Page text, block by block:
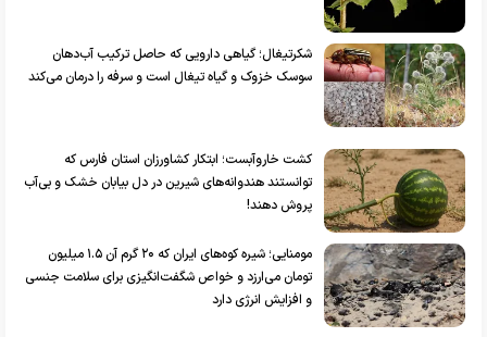
شکرتیغال؛ گیاهی دارویی که حاصل ترکیب آب‌دهان
سوسک خزوک و گیاه تیغال است و سرفه را درمان می‌کند
کشت خاروآبست؛ ابتکار کشاورزان استان فارس که
توانستند هندوانه‌های شیرین در دل بیابان خشک و بی‌آب
پروش دهند!
مومنایی؛ شیره کوه‌های ایران که ۲۰ گرم آن ۱.۵ میلیون
تومان می‌ارزد و خواص شگفت‌انگیزی برای سلامت جنسی
و افزایش انرژی دارد